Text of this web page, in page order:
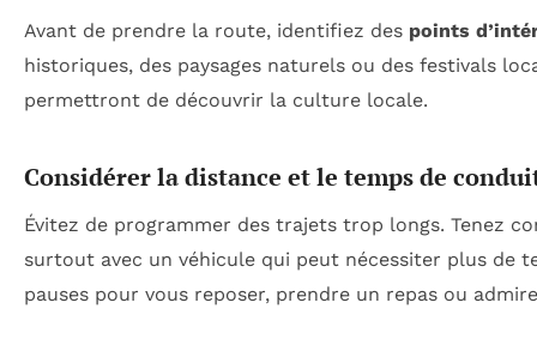
Avant de prendre la route, identifiez des points
historiques, des paysages naturels ou des festivals
permettront de découvrir la culture locale.
Considérer la distance et le temps de
Évitez de programmer des trajets trop longs. Tenez
surtout avec un véhicule qui peut nécessiter plus de
pauses pour vous reposer, prendre un repas ou